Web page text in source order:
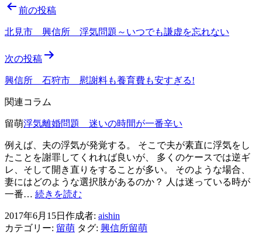
投
稿
ビ
ゲ
ー
シ
ョ
ン
前の投稿
北見市 興信所 浮気問題～いつでも謙虚を忘れない
次の投稿
興信所 石狩市 慰謝料も養育費も安すぎる!
関連コラム
留萌浮気離婚問題 迷いの時間が一番辛い
例えば、夫の浮気が発覚する。 そこで夫が素直に浮気をし
たことを謝罪してくれれば良いが、 多くのケースでは逆ギ
レ、そして開き直りをすることが多い。 そのような場合、
妻にはどのような選択肢があるのか？ 人は迷っている時が
一番… 続きを読む
離
婚
2017年6月15日 作成者: aishin
カテゴリー: 留萌 タグ: 興信所留萌